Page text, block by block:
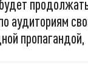
аудиториям
пропагандой,